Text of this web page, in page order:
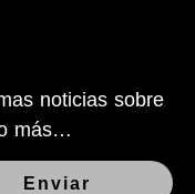
noticias sobre
más…
Enviar